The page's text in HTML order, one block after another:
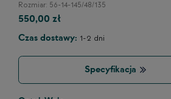
Rozmiar: 56-14-145/48/135
550,00 zł
Czas dostawy: 1-2 dni
Specyfikacja